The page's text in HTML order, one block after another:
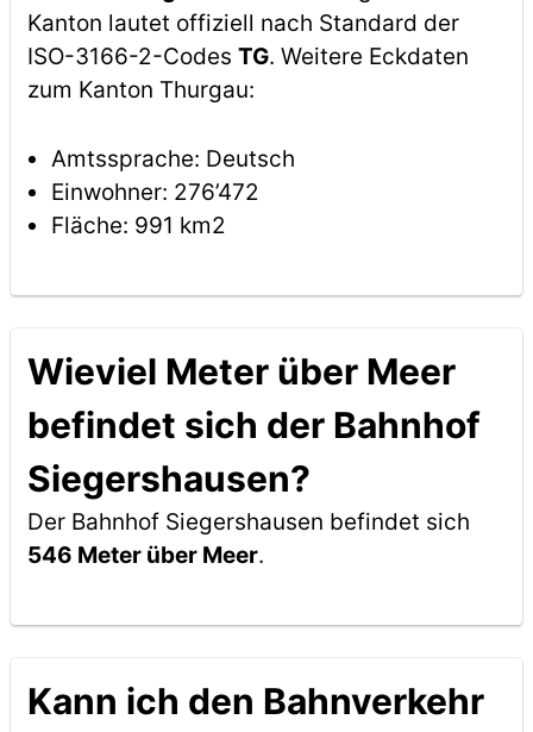
Kanton lautet offiziell nach Standard der
ISO-3166-2-Codes TG. Weitere Eckdaten
zum Kanton Thurgau:
Amtssprache: Deutsch
Einwohner: 276’472
Fläche: 991 km2
Wieviel Meter über Meer
befindet sich der Bahnhof
Siegershausen?
Der Bahnhof Siegershausen befindet sich
546 Meter über Meer.
Kann ich den Bahnverkehr